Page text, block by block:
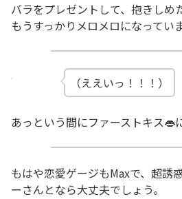
バラをプレゼントして、抱きし
もうすっかりメロメロになっていま
（ええいっ！！！）
あっという間にファーストキス👄
もはや恋愛ゲージもMaxで、超誘
ーさんとなら大丈夫でしょう。